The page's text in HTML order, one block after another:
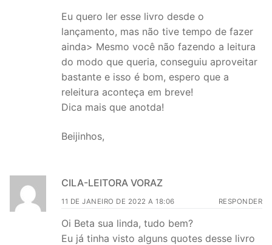
Eu quero ler esse livro desde o
lançamento, mas não tive tempo de fazer
ainda> Mesmo você não fazendo a leitura
do modo que queria, conseguiu aproveitar
bastante e isso é bom, espero que a
releitura aconteça em breve!
Dica mais que anotda!
Beijinhos,
CILA-LEITORA VORAZ
11 DE JANEIRO DE 2022 A 18:06 RESPONDER
Oi Beta sua linda, tudo bem?
Eu já tinha visto alguns quotes desse livro